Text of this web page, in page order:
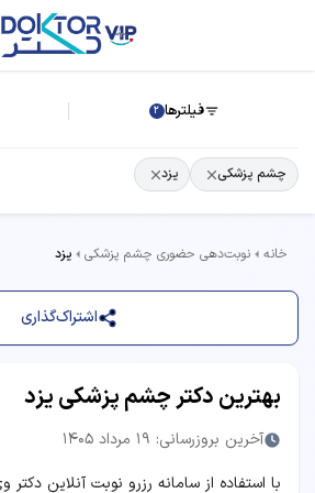
فیلترها 2
چشم پزشکی یزد
خانه نوبت‌دهی حضوری چشم پزشکی یزد
اشتراک‌گذاری
بهترین دکتر چشم پزشکی یزد
آخرین بروزرسانی: 19 مرداد 1405
با استفاده از سامانه رزرو نوبت آنلاین